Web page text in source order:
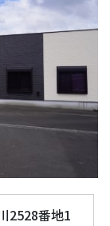
2528番地1